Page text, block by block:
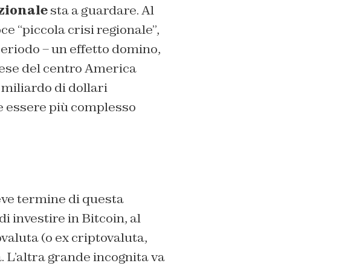
sta a guardare. Al
“piccola crisi regionale”,
– un effetto domino,
del centro America
di dollari
essere più complesso
termine di questa
investire in Bitcoin, al
(o ex criptovaluta,
grande incognita va